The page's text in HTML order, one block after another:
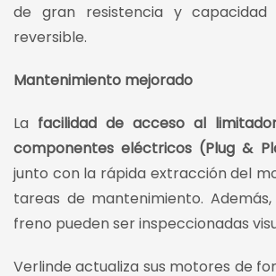
de gran resistencia y
reversible.
Mantenimiento mejorado
La facilidad de acceso al
componentes eléctricos (Plug &
junto con la rápida extracción del
tareas de mantenimiento.
freno pueden ser inspeccionadas
Verlinde actualiza sus motores de